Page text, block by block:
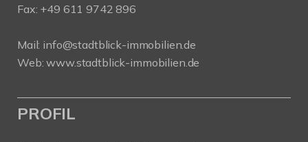
Fax: +49 611 9742 896
Mail: info@stadtblick-immobilien.de
Web:www.stadtblick-immobilien.de
PROFIL